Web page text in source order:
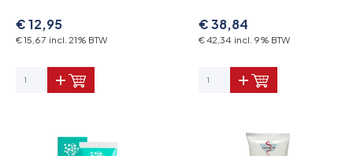
€ 12,95
€ 15,67 incl. 21% BTW
€ 38,84
€ 42,34 incl. 9% BTW